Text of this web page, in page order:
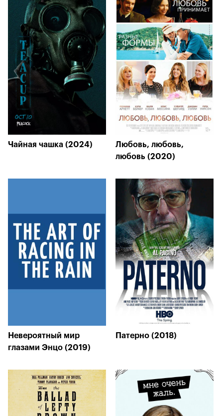
Чайная чашка (2024)
Любовь, любовь,
любовь (2020)
Невероятный мир
глазами Энцо (2019)
Патерно (2018)